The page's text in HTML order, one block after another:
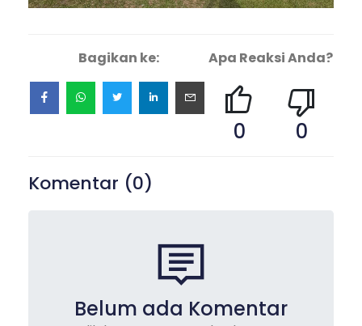
Bagikan ke: Apa Reaksi Anda?
0 0
Komentar (0)
Belum ada Komentar